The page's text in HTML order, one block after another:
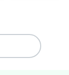
arbeite, nur
dann
An anderen